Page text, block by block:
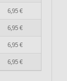
6,95€
6,95€
6,95€
6,95€